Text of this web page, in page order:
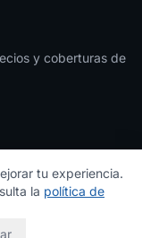
y coberturas de
Consulta con tu
tu experiencia.
la política de